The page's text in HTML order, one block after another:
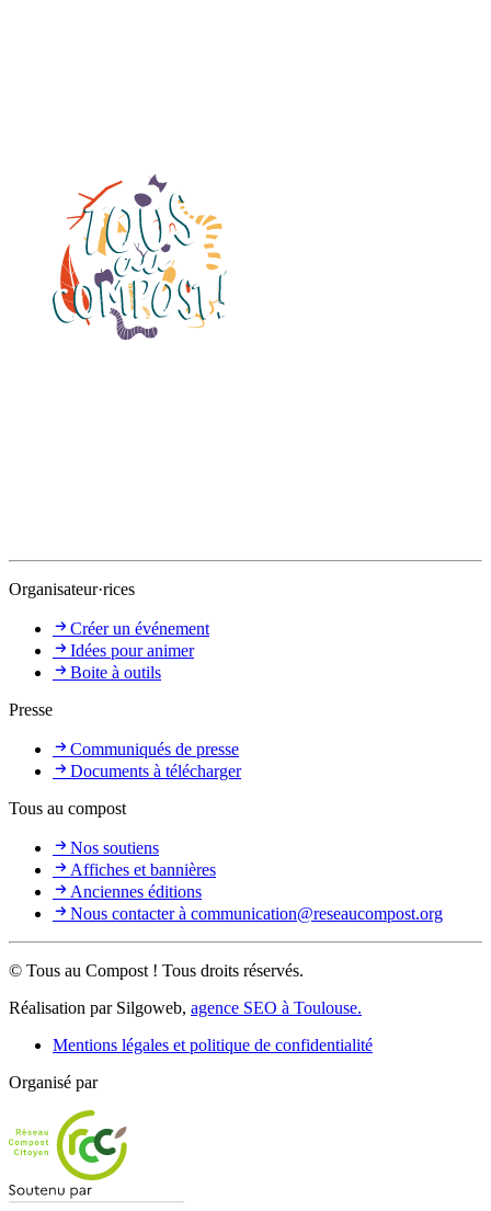
Organisateur·rices
Créer un événement
Idées pour animer
Boite à outils
Presse
Communiqués de presse
Documents à télécharger
Tous au compost
Nos soutiens
Affiches et bannières
Anciennes éditions
Nous contacter à communication@reseaucompost.org
© Tous au Compost ! Tous droits réservés.
Réalisation par Silgoweb, agence SEO à Toulouse.
Mentions légales et politique de confidentialité
Organisé par